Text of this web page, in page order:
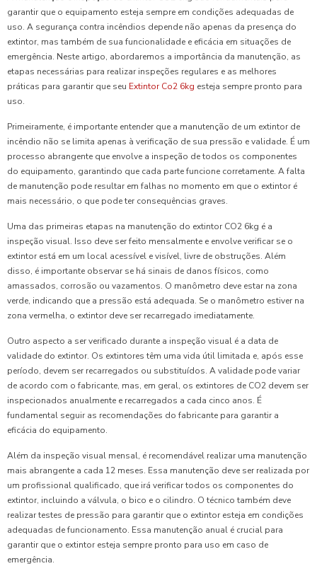
garantir que o equipamento esteja sempre em condições adequadas de
uso. A segurança contra incêndios depende não apenas da presença do
extintor, mas também de sua funcionalidade e eficácia em situações de
emergência. Neste artigo, abordaremos a importância da manutenção, as
etapas necessárias para realizar inspeções regulares e as melhores
práticas para garantir que seu Extintor Co2 6kg esteja sempre pronto para
uso.
Primeiramente, é importante entender que a manutenção de um extintor de
incêndio não se limita apenas à verificação de sua pressão e validade. É um
processo abrangente que envolve a inspeção de todos os componentes
do equipamento, garantindo que cada parte funcione corretamente. A falta
de manutenção pode resultar em falhas no momento em que o extintor é
mais necessário, o que pode ter consequências graves.
Uma das primeiras etapas na manutenção do extintor CO2 6kg é a
inspeção visual. Isso deve ser feito mensalmente e envolve verificar se o
extintor está em um local acessível e visível, livre de obstruções. Além
disso, é importante observar se há sinais de danos físicos, como
amassados, corrosão ou vazamentos. O manômetro deve estar na zona
verde, indicando que a pressão está adequada. Se o manômetro estiver na
zona vermelha, o extintor deve ser recarregado imediatamente.
Outro aspecto a ser verificado durante a inspeção visual é a data de
validade do extintor. Os extintores têm uma vida útil limitada e, após esse
período, devem ser recarregados ou substituídos. A validade pode variar
de acordo com o fabricante, mas, em geral, os extintores de CO2 devem ser
inspecionados anualmente e recarregados a cada cinco anos. É
fundamental seguir as recomendações do fabricante para garantir a
eficácia do equipamento.
Além da inspeção visual mensal, é recomendável realizar uma manutenção
mais abrangente a cada 12 meses. Essa manutenção deve ser realizada por
um profissional qualificado, que irá verificar todos os componentes do
extintor, incluindo a válvula, o bico e o cilindro. O técnico também deve
realizar testes de pressão para garantir que o extintor esteja em condições
adequadas de funcionamento. Essa manutenção anual é crucial para
garantir que o extintor esteja sempre pronto para uso em caso de
emergência.